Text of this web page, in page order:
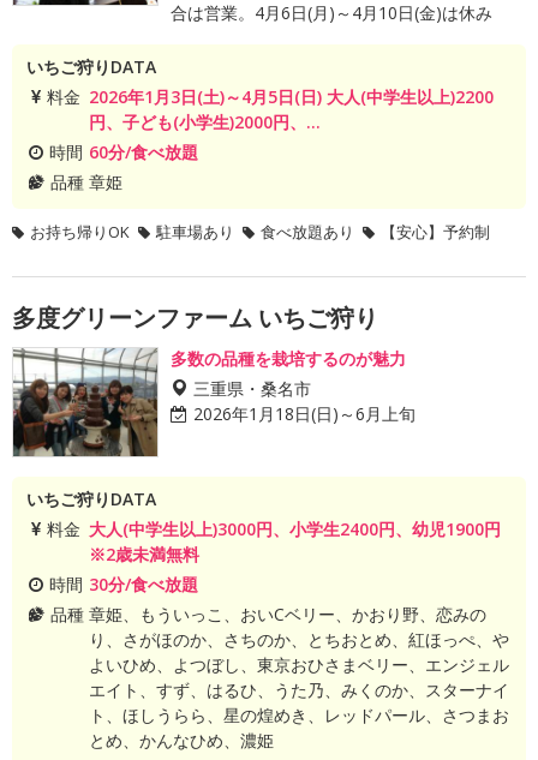
合は営業。4月6日(月)～4月10日(金)は休み
いちご狩りDATA
料金 2026年1月3日(土)～4月5日(日) 大人(中学生以上)2200
円、子ども(小学生)2000円、...
時間 60分/食べ放題
品種 章姫
お持ち帰りOK 駐車場あり 食べ放題あり 【安心】予約制
多度グリーンファーム いちご狩り
多数の品種を栽培するのが魅力
三重県・桑名市
2026年1月18日(日)～6月上旬
いちご狩りDATA
料金 大人(中学生以上)3000円、小学生2400円、幼児1900円
※2歳未満無料
時間 30分/食べ放題
品種 章姫、もういっこ、おいCベリー、かおり野、恋みの
り、さがほのか、さちのか、とちおとめ、紅ほっぺ、や
よいひめ、よつぼし、東京おひさまベリー、エンジェル
エイト、すず、はるひ、うた乃、みくのか、スターナイ
ト、ほしうらら、星の煌めき、レッドパール、さつまお
とめ、かんなひめ、濃姫